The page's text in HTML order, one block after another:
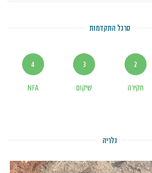
סרגל התקדמות
2
חקירה
3
שיקום
4
NFA
גלריה